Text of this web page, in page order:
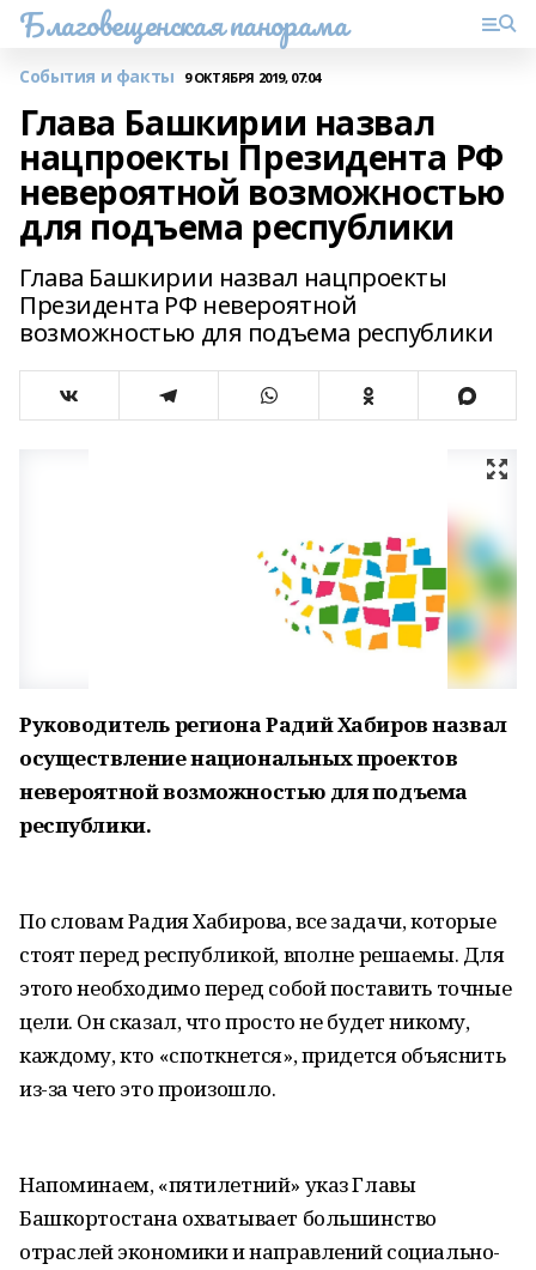
Благовещенская панорама
События и факты 9 ОКТЯБРЯ 2019, 07:04
Глава Башкирии назвал
нацпроекты Президента РФ
невероятной возможностью
для подъема республики
Глава Башкирии назвал нацпроекты
Президента РФ невероятной
возможностью для подъема республики
Руководитель региона Радий Хабиров назвал
осуществление национальных проектов
невероятной возможностью для подъема
республики.
По словам Радия Хабирова, все задачи, которые
стоят перед республикой, вполне решаемы. Для
этого необходимо перед собой поставить точные
цели. Он сказал, что просто не будет никому,
каждому, кто «споткнется», придется объяснить
из-за чего это произошло.
Напоминаем, «пятилетний» указ Главы
Башкортостана охватывает большинство
отраслей экономики и направлений социально-